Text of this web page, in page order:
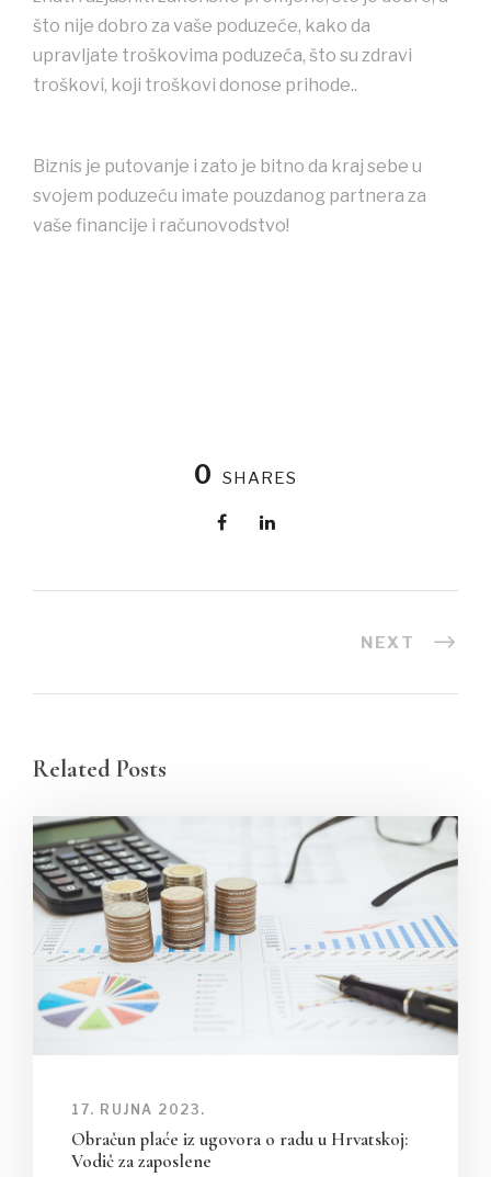
što nije dobro za vaše poduzeće, kako da
upravljate troškovima poduzeća, što su zdravi
troškovi, koji troškovi donose prihode..
Biznis je putovanje i zato je bitno da kraj sebe u
svojem poduzeću imate pouzdanog partnera za
vaše financije i računovodstvo!
0 SHARES
NEXT
Related Posts
17. RUJNA 2023.
Obračun plaće iz ugovora o radu u Hrvatskoj:
Vodič za zaposlene